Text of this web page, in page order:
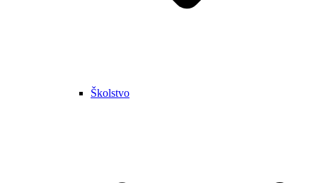
Školstvo